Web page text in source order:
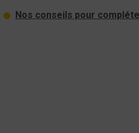
Nos conseils pour